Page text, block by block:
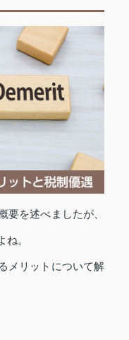
要を述べましたが、
。
メリットについて解